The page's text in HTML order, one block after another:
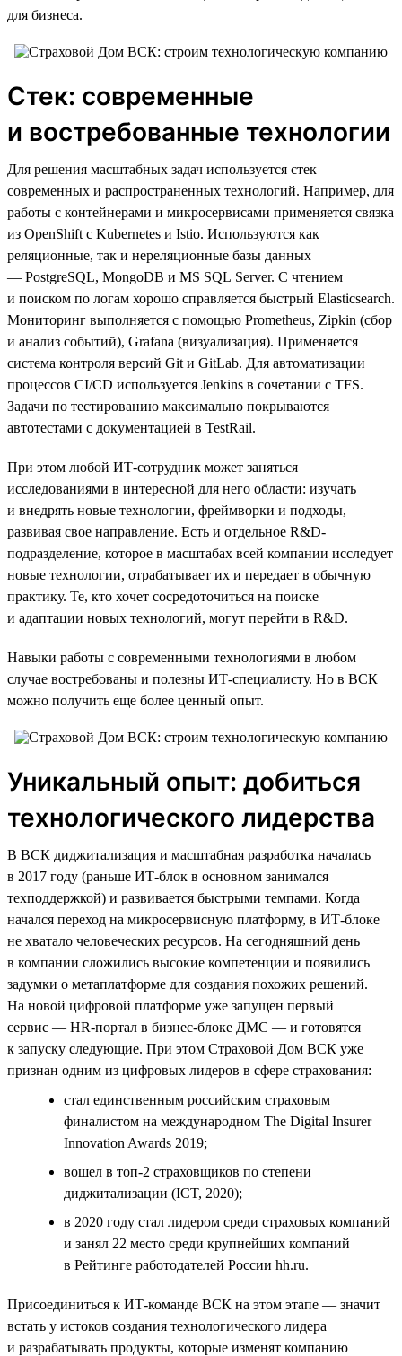
для бизнеса.
Стек: современные
и востребованные технологии
Для решения масштабных задач используется стек
современных и распространенных технологий. Например, для
работы с контейнерами и микросервисами применяется связка
из OpenShift с Kubernetes и Istio. Используются как
реляционные, так и нереляционные базы данных
— PostgreSQL, MongoDB и MS SQL Server. С чтением
и поиском по логам хорошо справляется быстрый Elasticsearch.
Мониторинг выполняется с помощью Prometheus, Zipkin (сбор
и анализ событий), Grafana (визуализация). Применяется
система контроля версий Git и GitLab. Для автоматизации
процессов CI/CD используется Jenkins в сочетании с TFS.
Задачи по тестированию максимально покрываются
автотестами с документацией в TestRail.
При этом любой ИТ-сотрудник может заняться
исследованиями в интересной для него области: изучать
и внедрять новые технологии, фреймворки и подходы,
развивая свое направление. Есть и отдельное R&D-
подразделение, которое в масштабах всей компании исследует
новые технологии, отрабатывает их и передает в обычную
практику. Те, кто хочет сосредоточиться на поиске
и адаптации новых технологий, могут перейти в R&D.
Навыки работы с современными технологиями в любом
случае востребованы и полезны ИТ-специалисту. Но в ВСК
можно получить еще более ценный опыт.
Уникальный опыт: добиться
технологического лидерства
В ВСК диджитализация и масштабная разработка началась
в 2017 году (раньше ИТ-блок в основном занимался
техподдержкой) и развивается быстрыми темпами. Когда
начался переход на микросервисную платформу, в ИТ-блоке
не хватало человеческих ресурсов. На сегодняшний день
в компании сложились высокие компетенции и появились
задумки о метаплатформе для создания похожих решений.
На новой цифровой платформе уже запущен первый
сервис — HR-портал в бизнес-блоке ДМС — и готовятся
к запуску следующие. При этом Страховой Дом ВСК уже
признан одним из цифровых лидеров в сфере страхования:
стал единственным российским страховым
финалистом на международном The Digital Insurer
Innovation Awards 2019;
вошел в топ-2 страховщиков по степени
диджитализации (ICT, 2020);
в 2020 году стал лидером среди страховых компаний
и занял 22 место среди крупнейших компаний
в Рейтинге работодателей России hh.ru.
Присоединиться к ИТ-команде ВСК на этом этапе — значит
встать у истоков создания технологического лидера
и разрабатывать продукты, которые изменят компанию